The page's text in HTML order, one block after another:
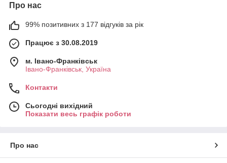
Про нас
99% позитивних з 177 відгуків за рік
Працює з 30.08.2019
м. Івано-Франківськ
Івано-Франківськ, Україна
Контакти
Сьогодні вихідний
Показати весь графік роботи
Про нас